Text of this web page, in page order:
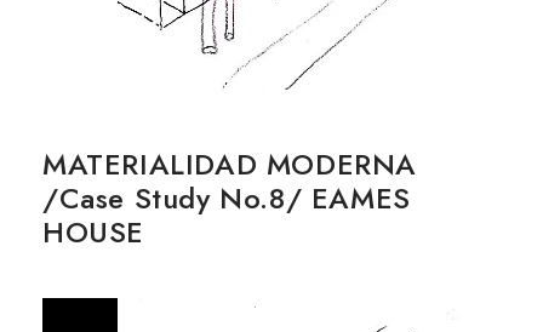
MATERIALIDAD MODERNA
/Case Study No.8/ EAMES
HOUSE